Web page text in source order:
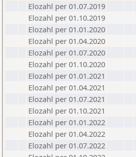
Elozahl per 01.07.2019
Elozahl per 01.10.2019
Elozahl per 01.01.2020
Elozahl per 01.04.2020
Elozahl per 01.07.2020
Elozahl per 01.10.2020
Elozahl per 01.01.2021
Elozahl per 01.04.2021
Elozahl per 01.07.2021
Elozahl per 01.10.2021
Elozahl per 01.01.2022
Elozahl per 01.04.2022
Elozahl per 01.07.2022